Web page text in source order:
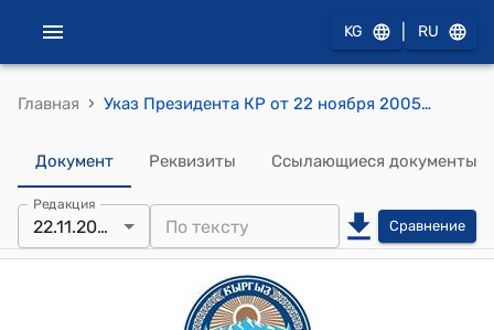
KG RU
Главная › Указ Президента КР от 22 ноября 2005 года УП № 590 "О приеме в гражданство Кыргызской Республики"
Документ Реквизиты Ссылающиеся документы
Редакция
22.11.2005 Сравнение